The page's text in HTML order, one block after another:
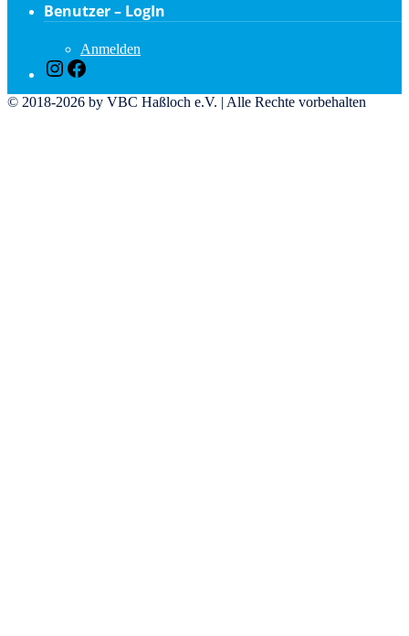
Benutzer – LogIn
Anmelden
Instagram
Facebook
© 2018-2026 by VBC Haßloch e.V. | Alle Rechte vorbehalten